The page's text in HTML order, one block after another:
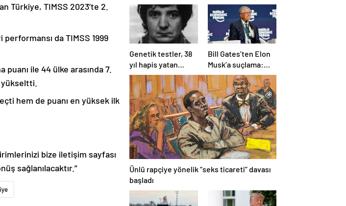
Türkiye, TIMSS 2023’te 2.
da TIMSS 1999
puanı ile 44 ülke arasında 7.
yükseltti.
hem de puanı en yüksek ilk
bize iletişim sayfası
sağlanılacaktır.”
Genetik testler, 38
yıl hapis yatan
adamın suçsuz
olduğunu ortaya
çıkardı
Bill Gates’ten Elon
Musk’a suçlama:
“Fakir çocukları
öldürdü”
Ünlü rapçiye yönelik “seks ticareti” davası
başladı